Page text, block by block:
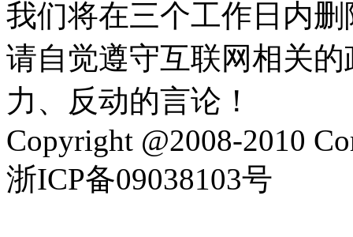
我们将在三个工作日内删
请自觉遵守互联网相关
力、反动的言论！
Copyright @2008-2010
浙ICP备09038103号